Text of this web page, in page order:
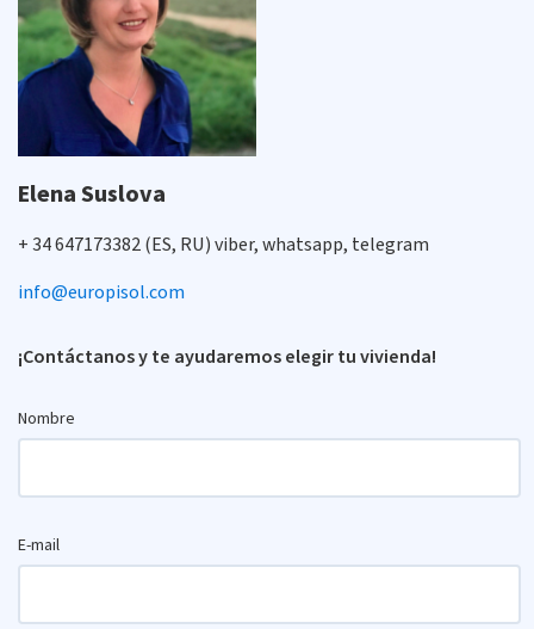
Elena Suslova
+ 34 647173382 (ES, RU) viber, whatsapp, telegram
info@europisol.com
¡Contáctanos y te ayudaremos elegir tu vivienda!
Nombre
E-mail